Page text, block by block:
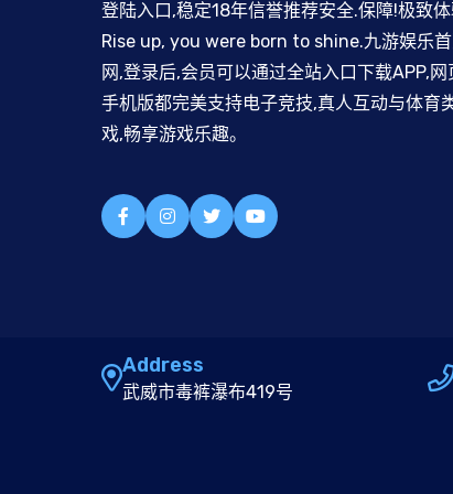
登陆入口,稳定18年信誉推荐安全.保障!极致体
Rise up, you were born to shine.九游娱乐
网,登录后,会员可以通过全站入口下载APP,网
手机版都完美支持电子竞技,真人互动与体育
戏,畅享游戏乐趣。
Address
武威市毒裤瀑布419号